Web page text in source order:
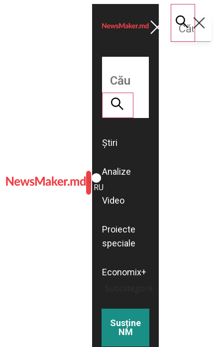
ROMÂNĂ
RU
Știri
Analize
Video
Proiecte
speciale
Economix+
Susține
NM